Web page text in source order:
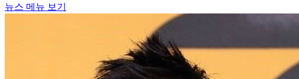
뉴스 메뉴 보기